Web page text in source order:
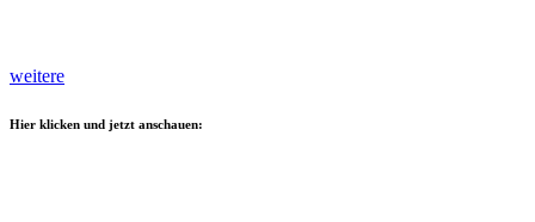
weitere
Hier klicken und jetzt anschauen: